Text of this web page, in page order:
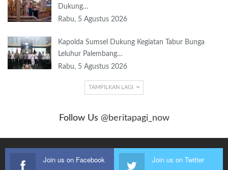
Dukung…
Rabu, 5 Agustus 2026
Kapolda Sumsel Dukung Kegiatan Tabur Bunga
Leluhur Palembang…
Rabu, 5 Agustus 2026
TAMPILKAN LAGI
Follow Us @beritapagi_now
Join us on Facebook Join us on Twitter